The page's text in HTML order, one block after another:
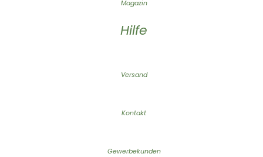
Magazin
Hilfe
Versand
Kontakt
Gewerbekunden